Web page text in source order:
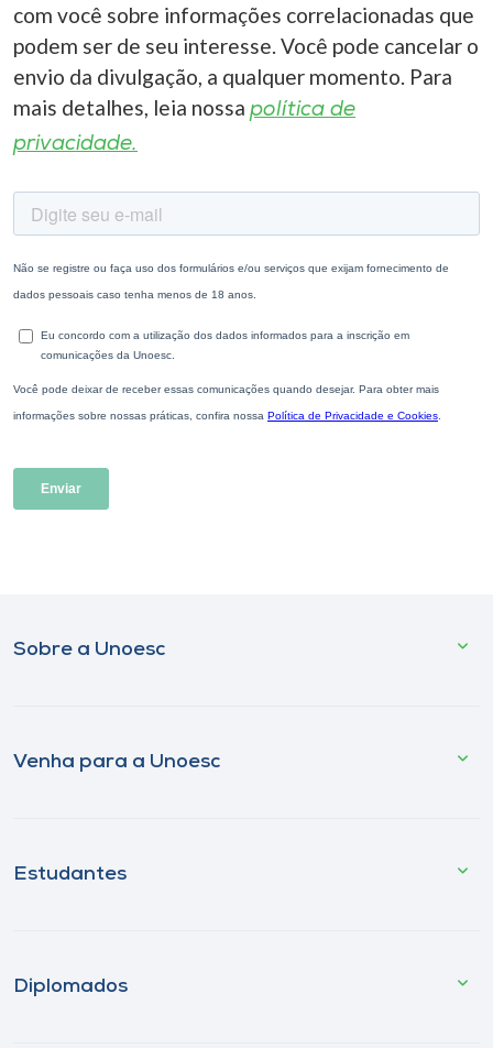
com você sobre informações correlacionadas que
podem ser de seu interesse. Você pode cancelar o
envio da divulgação, a qualquer momento. Para
mais detalhes, leia nossa política de
privacidade.
Sobre a Unoesc
Venha para a Unoesc
Estudantes
Diplomados